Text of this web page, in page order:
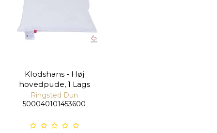
Klodshans - Høj
hovedpude, 1 Lags
Ringsted Dun
500040101453600